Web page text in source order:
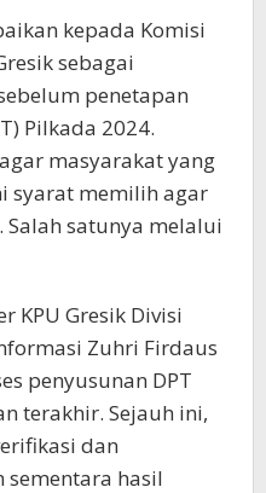
kepada Komisi
sebagai
penetapan
Pilkada 2024.
masyarakat yang
syarat memilih agar
satunya melalui
KPU Gresik Divisi
Zuhri Firdaus
penyusunan DPT
terakhir. Sejauh ini,
dan
hasil